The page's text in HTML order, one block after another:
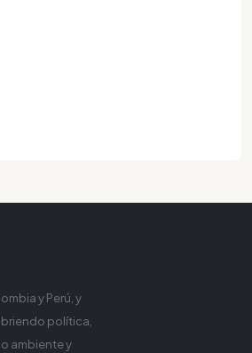
y Perú, y
política,
ambiente y